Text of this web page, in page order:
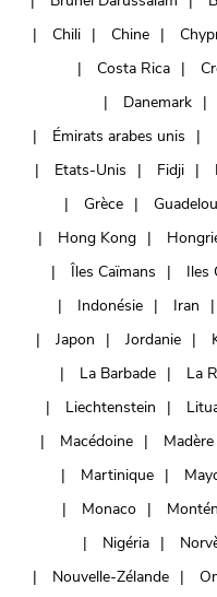
Chili
Chine
Costa Rica
Danemark
Émirats arabes unis
Etats-Unis
Fidji
Grèce
Hong Kong
Îles Caïmans
Iles
Indonésie
Iran
Japon
Jordanie
La Barbade
La
Liechtenstein
Macédoine
Madère
Martinique
Monaco
Nigéria
Nouvelle-Zélande